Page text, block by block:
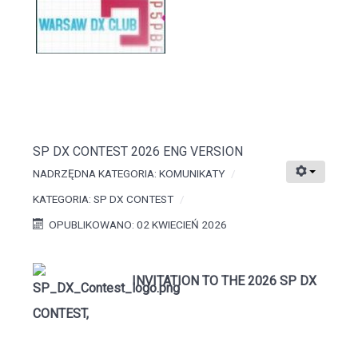
SP DX CONTEST 2026 ENG VERSION
NADRZĘDNA KATEGORIA: KOMUNIKATY
KATEGORIA: SP DX CONTEST
OPUBLIKOWANO: 02 KWIECIEŃ 2026
INVITATION TO THE 2026 SP DX
CONTEST,